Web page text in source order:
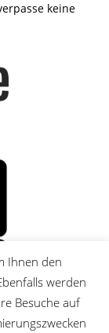
keine
Ihnen den
werden
Besuche auf